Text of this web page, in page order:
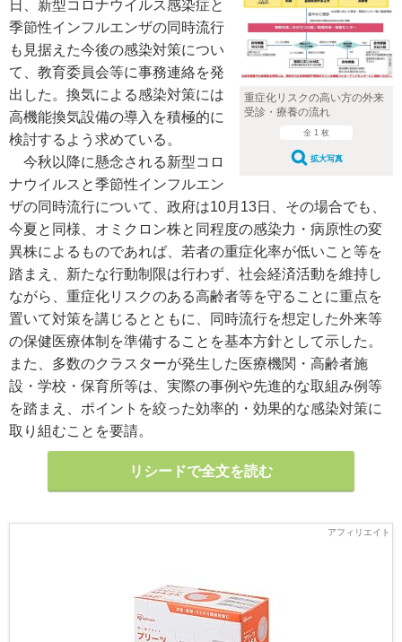
重症化リスクの高い方の外来
受診・療養の流れ
全 1 枚
拡大写真
日、新型コロナウイルス感染症と
季節性インフルエンザの同時流行
も見据えた今後の感染対策につい
て、教育委員会等に事務連絡を発
出した。換気による感染対策には
高機能換気設備の導入を積極的に
検討するよう求めている。
今秋以降に懸念される新型コロ
ナウイルスと季節性インフルエン
ザの同時流行について、政府は10月13日、その場合でも、
今夏と同様、オミクロン株と同程度の感染力・病原性の変
異株によるものであれば、若者の重症化率が低いこと等を
踏まえ、新たな行動制限は行わず、社会経済活動を維持し
ながら、重症化リスクのある高齢者等を守ることに重点を
置いて対策を講じるとともに、同時流行を想定した外来等
の保健医療体制を準備することを基本方針として示した。
また、多数のクラスターが発生した医療機関・高齢者施
設・学校・保育所等は、実際の事例や先進的な取組み例等
を踏まえ、ポイントを絞った効率的・効果的な感染対策に
取り組むことを要請。
リシードで全文を読む